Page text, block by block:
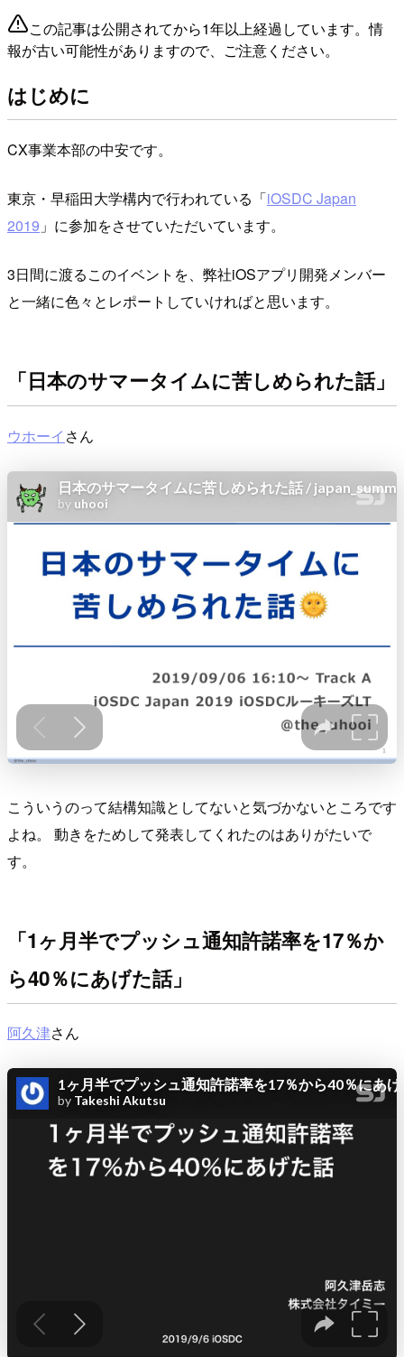
この記事は公開されてから1年以上経過しています。情
報が古い可能性がありますので、ご注意ください。
はじめに
CX事業本部の中安です。
東京・早稲田大学構内で行われている「iOSDC Japan
2019 」に参加をさせていただいています。
3日間に渡るこのイベントを、弊社iOSアプリ開発メンバー
と一緒に色々とレポートしていければと思います。
「日本のサマータイムに苦しめられた話」
ウホーイ さん
こういうのって結構知識としてないと気づかないところです
よね。 動きをためして発表してくれたのはありがたいで
す。
「1ヶ月半でプッシュ通知許諾率を17％か
ら40％にあげた話」
阿久津さん